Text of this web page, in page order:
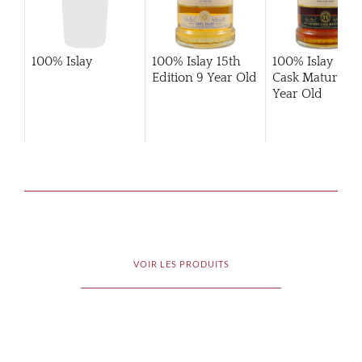
100% Islay
100% Islay 15th
Edition 9 Year Old
100% Islay
Cask Matured
Year Old
VOIR LES PRODUITS